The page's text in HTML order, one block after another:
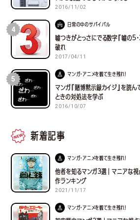
2016/11/02
4
日常の中のサバイバル
嘘つきがとっさにでる数字『嘘の5
破れ
2017/04/11
5
マンガ・アニメを観て生き残れ！
マンガ『賭博黙示録カイジ』を読ん
ときの対処法を学ぶ
2016/10/07
新着記事
マンガ・アニメを観て生き残れ！
他者を知るマンガ３選｜マニアな
作ランキング
2021/11/17
マンガ・アニメを観て生き残れ！